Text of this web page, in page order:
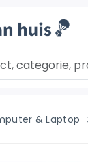
& Laptop